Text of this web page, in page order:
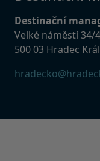
Destinační
Velké náměstí 34/
500 03 Hradec